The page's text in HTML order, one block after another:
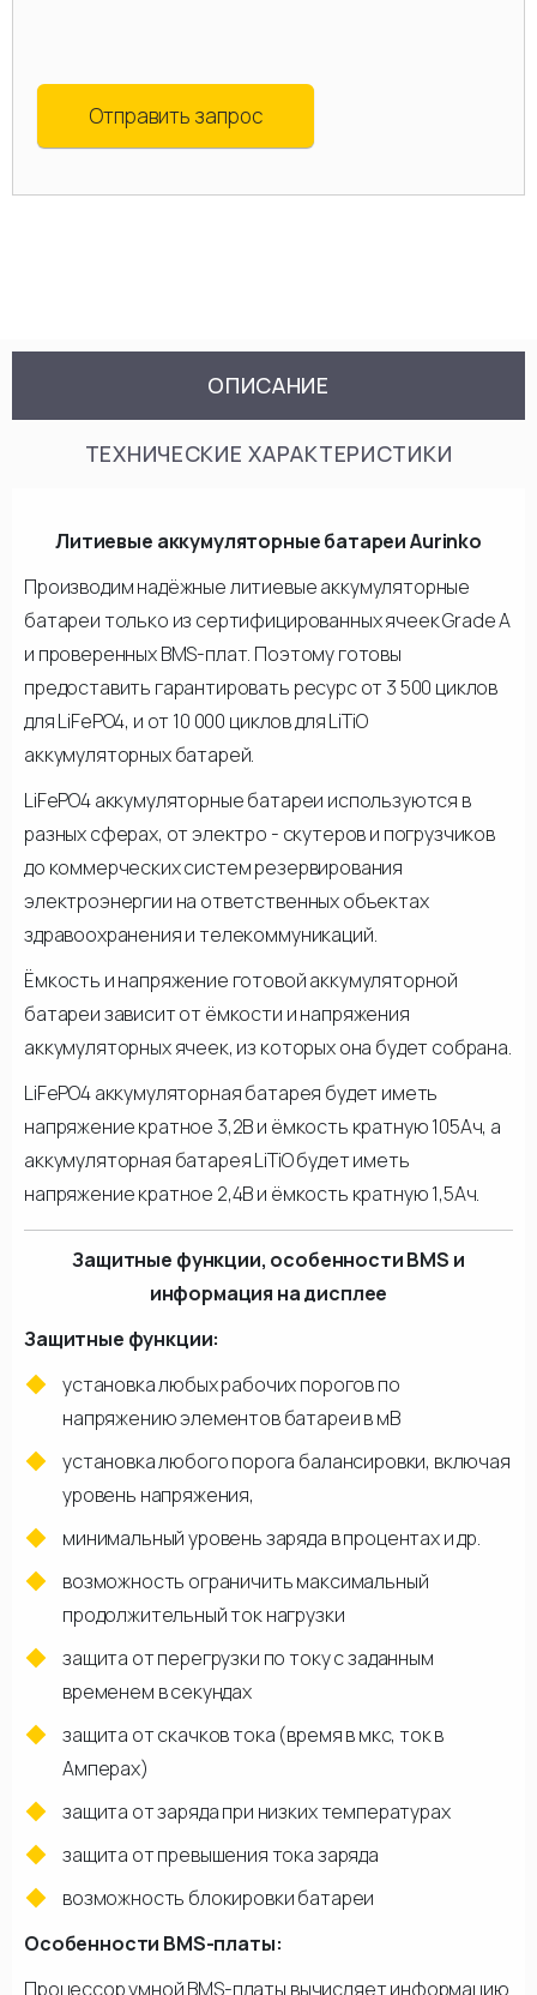
Отправить запрос
ОПИСАНИЕ
ТЕХНИЧЕСКИЕ ХАРАКТЕРИСТИКИ
Литиевые аккумуляторные батареи Aurinko
Производим надёжные литиевые аккумуляторные
батареи только из сертифицированных ячеек Grade A
и проверенных BMS-плат. Поэтому готовы
предоставить гарантировать ресурс от 3 500 циклов
для LiFePO4, и от 10 000 циклов для LiTiO
аккумуляторных батарей.
LiFePO4 аккумуляторные батареи используются в
разных сферах, от электро - скутеров и погрузчиков
до коммерческих систем резервирования
электроэнергии на ответственных объектах
здравоохранения и телекоммуникаций.
Ёмкость и напряжение готовой аккумуляторной
батареи зависит от ёмкости и напряжения
аккумуляторных ячеек, из которых она будет собрана.
LiFePO4 аккумуляторная батарея будет иметь
напряжение кратное 3,2В и ёмкость кратную 105Ач, а
аккумуляторная батарея LiTiO будет иметь
напряжение кратное 2,4В и ёмкость кратную 1,5Ач.
Защитные функции, особенности BMS и
информация на дисплее
Защитные функции:
установка любых рабочих порогов по
напряжению элементов батареи в мВ
установка любого порога балансировки, включая
уровень напряжения,
минимальный уровень заряда в процентах и др.
возможность ограничить максимальный
продолжительный ток нагрузки
защита от перегрузки по току с заданным
временем в секундах
защита от скачков тока (время в мкс, ток в
Амперах)
защита от заряда при низких температурах
защита от превышения тока заряда
возможность блокировки батареи
Особенности BMS-платы:
Процессор умной BMS-платы вычисляет информацию